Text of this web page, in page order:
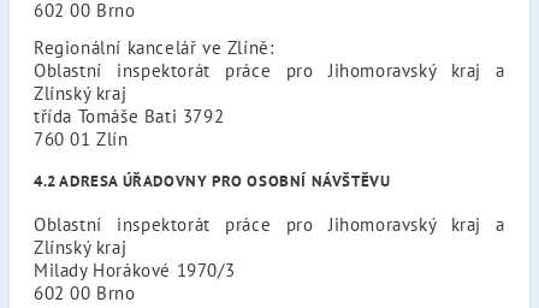
602 00 Brno
Regionální kancelář ve Zlíně:
Oblastní inspektorát práce pro Jihomoravský kraj a
Zlínský kraj
třída Tomáše Bati 3792
760 01 Zlín
4.2 ADRESA ÚŘADOVNY PRO OSOBNÍ NÁVŠTĚVU
Oblastní inspektorát práce pro Jihomoravský kraj a
Zlínský kraj
Milady Horákové 1970/3
602 00 Brno